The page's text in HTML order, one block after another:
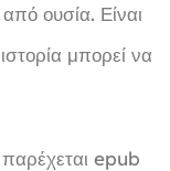
ουσία. Είναι
μπορεί να
παρέχεται epub